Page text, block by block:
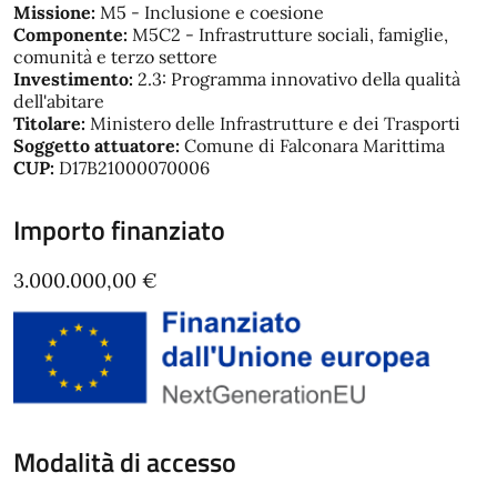
Missione: M5 - Inclusione e coesione
Componente: M5C2 - Infrastrutture sociali, famiglie,
comunità e terzo settore
Investimento: 2.3: Programma innovativo della qualità
dell'abitare
Titolare: Ministero delle Infrastrutture e dei Trasporti
Soggetto attuatore: Comune di Falconara Marittima
CUP: D17B21000070006
Importo finanziato
3.000.000,00 €
Modalità di accesso